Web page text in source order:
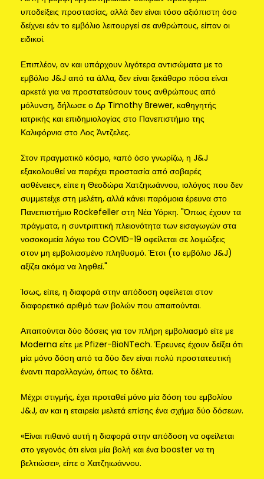
υποδείξεις προστασίας, αλλά δεν είναι τόσο αξιόπιστη όσο
δείχνει εάν το εμβόλιο λειτουργεί σε ανθρώπους, είπαν οι
ειδικοί.
Επιπλέον, αν και υπάρχουν λιγότερα αντισώματα με το
εμβόλιο J&J από τα άλλα, δεν είναι ξεκάθαρο πόσα είναι
αρκετά για να προστατεύσουν τους ανθρώπους από
μόλυνση, δήλωσε ο Δρ Timothy Brewer, καθηγητής
ιατρικής και επιδημιολογίας στο Πανεπιστήμιο της
Καλιφόρνια στο Λος Άντζελες.
Στον πραγματικό κόσμο, «από όσο γνωρίζω, η J&J
εξακολουθεί να παρέχει προστασία από σοβαρές
ασθένειες», είπε η Θεοδώρα Χατζηιωάννου, ιολόγος που δεν
συμμετείχε στη μελέτη, αλλά κάνει παρόμοια έρευνα στο
Πανεπιστήμιο Rockefeller στη Νέα Υόρκη. "Όπως έχουν τα
πράγματα, η συντριπτική πλειονότητα των εισαγωγών στα
νοσοκομεία λόγω του COVID-19 οφείλεται σε λοιμώξεις
στον μη εμβολιασμένο πληθυσμό. Έτσι (το εμβόλιο J&J)
αξίζει ακόμα να ληφθεί."
Ίσως, είπε, η διαφορά στην απόδοση οφείλεται στον
διαφορετικό αριθμό των βολών που απαιτούνται.
Απαιτούνται δύο δόσεις για τον πλήρη εμβολιασμό είτε με
Moderna είτε με Pfizer-BioNTech. Έρευνες έχουν δείξει ότι
μία μόνο δόση από τα δύο δεν είναι πολύ προστατευτική
έναντι παραλλαγών, όπως το δέλτα.
Μέχρι στιγμής, έχει προταθεί μόνο μία δόση του εμβολίου
J&J, αν και η εταιρεία μελετά επίσης ένα σχήμα δύο δόσεων.
«Είναι πιθανό αυτή η διαφορά στην απόδοση να οφείλεται
στο γεγονός ότι είναι μία βολή και ένα booster να τη
βελτιώσει», είπε ο Χατζηιωάννου.